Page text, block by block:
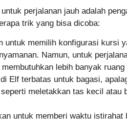
perjalanan jauh adalah
trik yang bisa dicoba:
memilih konfigurasi kursi
Namun, untuk
lebih banyak ruang
Elf terbatas untuk bagasi,
meletakkan tas kecil
untuk memberi waktu